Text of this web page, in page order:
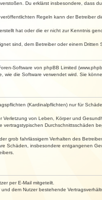
Du erklärst insbesondere, dass
Regeln kann der Betreiber
hat oder die er nicht zur Kenntnis
sind, dem Betreiber oder einem Dritten
Software von phpBB Limited
die Software verwendet wird. Sie
(Kardinalpflichten) nur für
von Leben, Körper und
Durchschnittsschäden
grob fahrlässigem Verhalten des
Schäden, insbesondere entgangenen
per E-Mail mitgeteilt.
dem Nutzer bestehende